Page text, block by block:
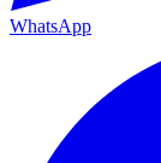
WhatsApp